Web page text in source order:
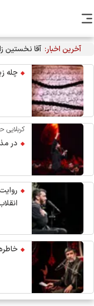
آخرین اخبار: آقا نخستین
چله زیارت
کربلایی
در
روایت
انقلاب
خاطره